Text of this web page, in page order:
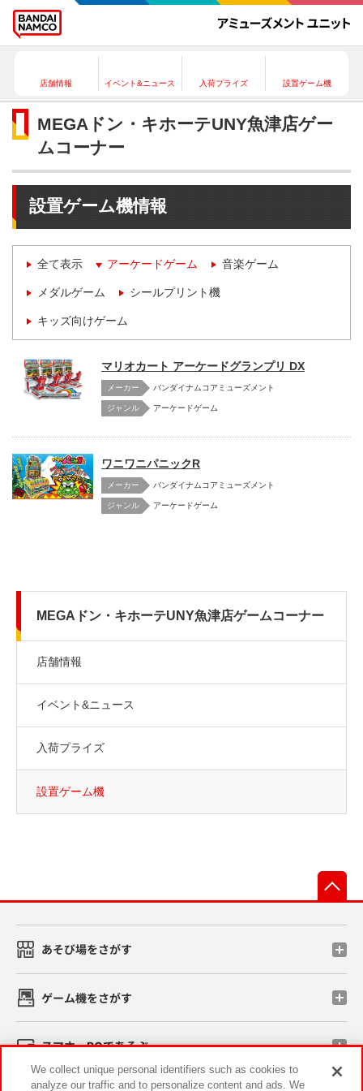
店舗情報 イベント&ニュース 入荷プライズ 設置ゲーム機
MEGAドン・キホーテUNY魚津店ゲー
ムコーナー
設置ゲーム機情報
全て表示 アーケードゲーム 音楽ゲーム
メダルゲーム シールプリント機
キッズ向けゲーム
マリオカート アーケードグランプリ DX
メーカー バンダイナムコアミューズメント
アーケードゲーム
ワニワニパニックR
メーカー バンダイナムコアミューズメント
アーケードゲーム
MEGAドン・キホーテUNY魚津店ゲームコーナー
店舗情報
イベント&ニュース
入荷プライズ
設置ゲーム機
あそび場をさがす
ゲーム機をさがす
スマホ・PCであそぶ
We collect unique personal identifiers such as cookies to
analyze our traffic and to personalize content and ads. We